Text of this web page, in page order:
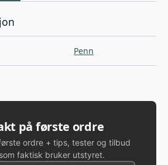
Penn
på første ordre
ordre + tips, tester og tilbud
faktisk bruker utstyret.